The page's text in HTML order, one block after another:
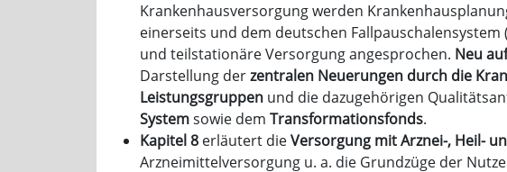
Krankenhausversorgung werden
einerseits und dem deutschen
und teilstationäre Versorgung angesprochen. Neu
Darstellung derzentralen Neuerungen durch die
Leistungsgruppen und die dazugehörigen
Systemsowie dem Transformationsfonds.
Kapitel 8 erläutert dieVersorgung mit Arznei-, Heil-
Arzneimittelversorgung u. a. die Grundzüge der